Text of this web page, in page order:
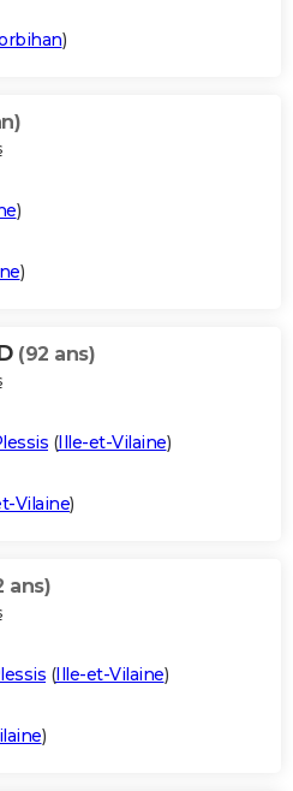
)
)
)
(92 ans)
(Ille-et-Vilaine)
Vilaine)
ans)
(Ille-et-Vilaine)
)